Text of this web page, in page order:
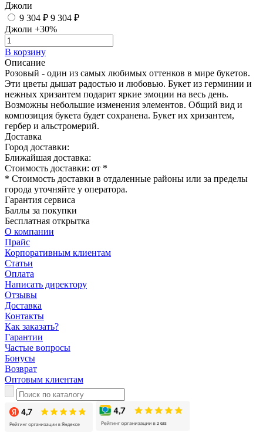
Джоли
9 304 ₽ 9 304 ₽
Джоли +30%
В корзину
Описание
Розовый - один из самых любимых оттенков в мире букетов.
Эти цветы дышат радостью и любовью. Букет из герминии и
нежных хризантем подарит яркие эмоции на весь день.
Возможны небольшие изменения элементов. Общий вид и
композиция букета будет сохранена. Букет их хризантем,
гербер и альстромерий.
Доставка
Город доставки:
Ближайшая доставка:
Стоимость доставки: от *
* Стоимость доставки в отдаленные районы или за пределы
города уточняйте у оператора.
Гарантия сервиса
Баллы за покупки
Бесплатная открытка
О компании
Прайс
Корпоративным клиентам
Статьи
Оплата
Написать директору
Отзывы
Доставка
Контакты
Как заказать?
Гарантии
Частые вопросы
Бонусы
Возврат
Оптовым клиентам